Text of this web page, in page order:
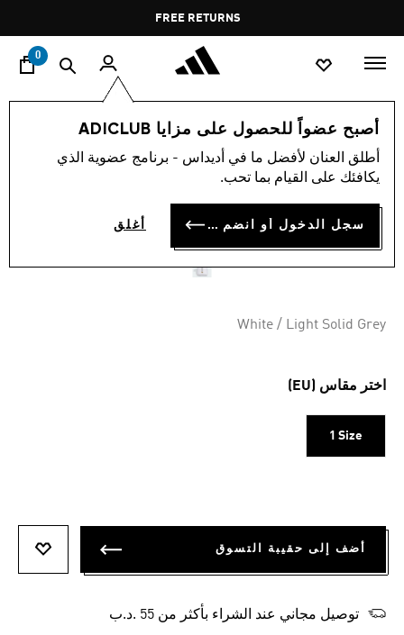
Pause
promotion
rotation
FREE RETURNS
0
أصبح عضواً للحصول على مزايا ADICLUB
أطلق العنان لأفضل ما في أديداس - برنامج عضوية الذي
يكافئك على القيام بما تحب.
سجل الدخول أو انضم الآن أغلق
الرياضات كرة القدم إكسسوارات
حقيبة ظهر REAL MADRID
HOME
BD 21.50
White / Light Solid Grey
اختر مقاس (EU)
1 Size
أضف إلى حقيبة التسوق
توصيل مجاني عند الشراء بأكثر من 55 .د.ب‎